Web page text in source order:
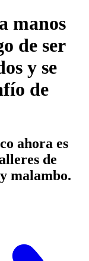
manos
de ser
y se
de
ahora es
de
malambo.